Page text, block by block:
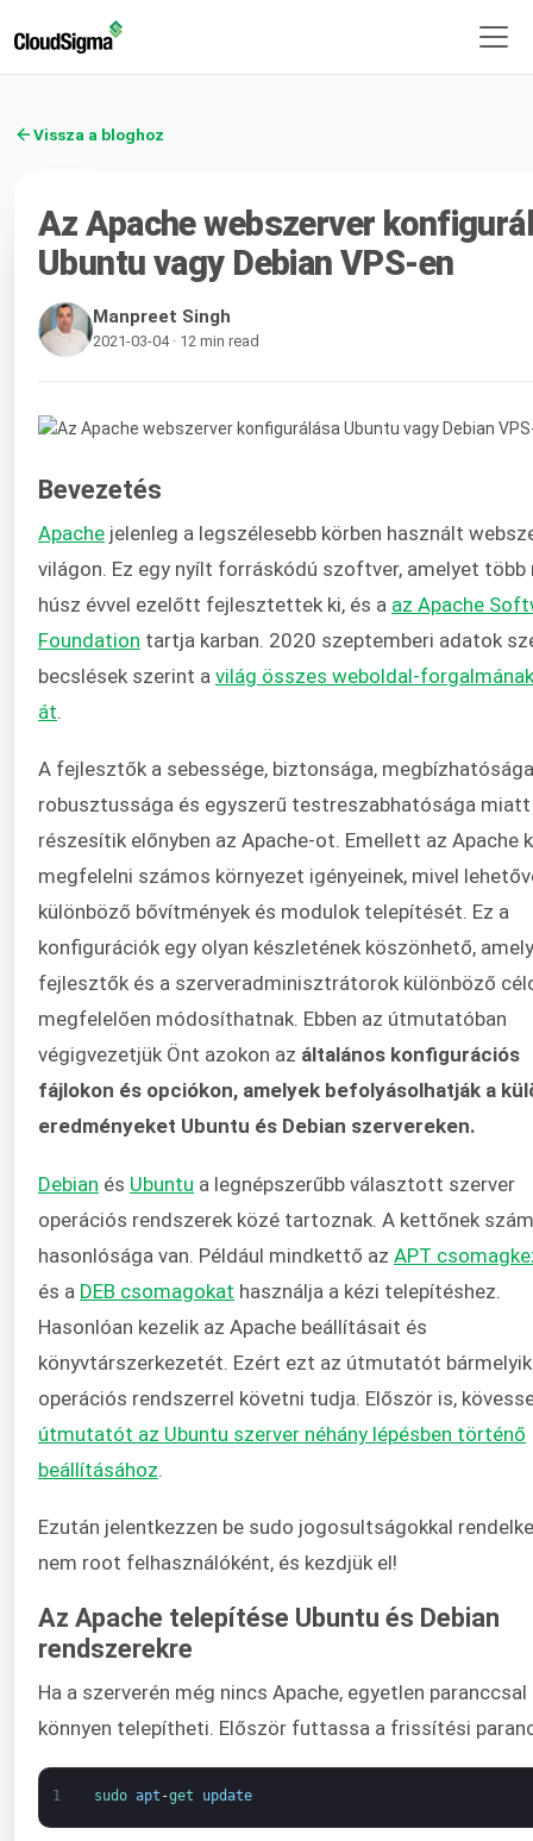
Vissza a bloghoz
Az Apache webszerver
Ubuntu vagy Debian VPS-en
Manpreet Singh
2021-03-04 · 12 min read
Bevezetés
Apache jelenleg a legszélesebb körben használt
világon. Ez egy nyílt forráskódú szoftver, amelyet több
húsz évvel ezelőtt fejlesztettek ki, és a az Apache
Foundation tartja karban. 2020 szeptemberi adatok
becslések szerint a világ összes weboldal-
át
A fejlesztők a sebessége, biztonsága,
robusztussága és egyszerű testreszabhatósága miatt
részesítik előnyben az Apache-ot. Emellett az Apache
megfelelni számos környezet igényeinek, mivel
különböző bővítmények és modulok telepítését. Ez a
konfigurációk egy olyan készletének köszönhető,
fejlesztők és a szerveradminisztrátorok különböző
megfelelően módosíthatnak. Ebben az útmutatóban
végigvezetjük Önt azokon az általános konfigurációs
fájlokon és opciókon, amelyek befolyásolhatják a
eredményeket Ubuntu és Debian szervereken.
Debian és Ubuntu a legnépszerűbb választott szerver
operációs rendszerek közé tartoznak. A kettőnek
hasonlósága van. Például mindkettő az APT
és a DEB csomagokat használja a kézi telepítéshez.
Hasonlóan kezelik az Apache beállításait és
könyvtárszerkezetét. Ezért ezt az útmutatót bármelyik
operációs rendszerrel követni tudja. Először is,
útmutatót az Ubuntu szerver néhány lépésben történő
beállításához
Ezután jelentkezzen be sudo jogosultságokkal
nem root felhasználóként, és kezdjük el!
Az Apache telepítése Ubuntu és Debian
rendszerekre
Ha a szerverén még nincs Apache, egyetlen paranccsal
könnyen telepítheti. Először futtassa a frissítési
1 sudo apt -get update